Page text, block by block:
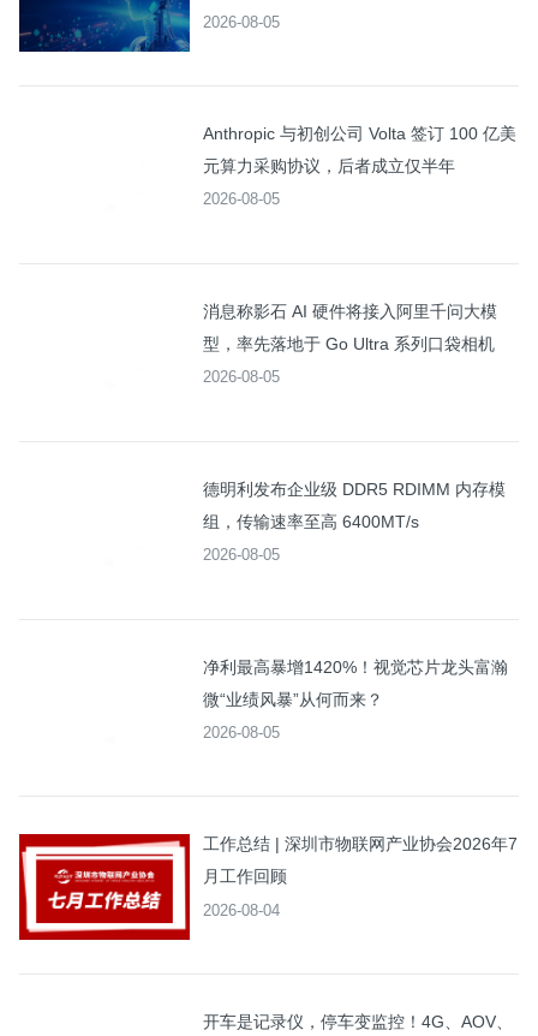
2026-08-05
Anthropic 与初创公司 Volta 签订 100 亿美
元算力采购协议，后者成立仅半年
2026-08-05
消息称影石 AI 硬件将接入阿里千问大模
型，率先落地于 Go Ultra 系列口袋相机
2026-08-05
德明利发布企业级 DDR5 RDIMM 内存模
组，传输速率至高 6400MT/s
2026-08-05
净利最高暴增1420%！视觉芯片龙头富瀚
微“业绩风暴”从何而来？
2026-08-05
工作总结 | 深圳市物联网产业协会2026年7
月工作回顾
2026-08-04
开车是记录仪，停车变监控！4G、AOV、